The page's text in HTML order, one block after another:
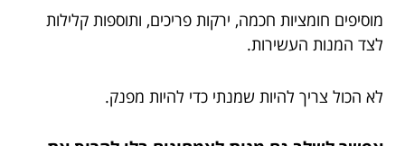
מוסיפים חומציות חכמה, ירקות פריכים, ותוספות קלילות
לצד המנות העשירות.
לא הכול צריך להיות שמנתי כדי להיות מפנק.